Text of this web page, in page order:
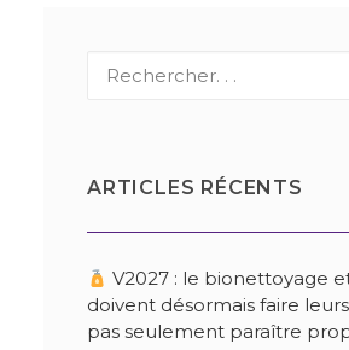
ARTICLES RÉCENTS
V2027 : le bionettoyage
doivent désormais faire
pas seulement paraître